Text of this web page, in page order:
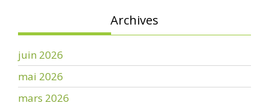
Archives
juin 2026
mai 2026
mars 2026